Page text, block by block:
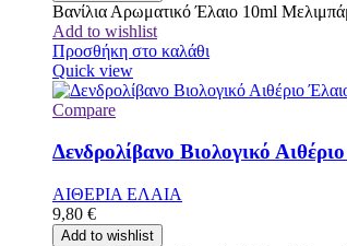
Βανίλια Αρωματικό Έλαιο 10ml
Add to wishlist
Προσθήκη στο καλάθι
Quick view
Compare
Δενδρολίβανο Βιολογικό
ΑΙΘΕΡΙΑ ΕΛΑΙΑ
9,80 €
Add to wishlist